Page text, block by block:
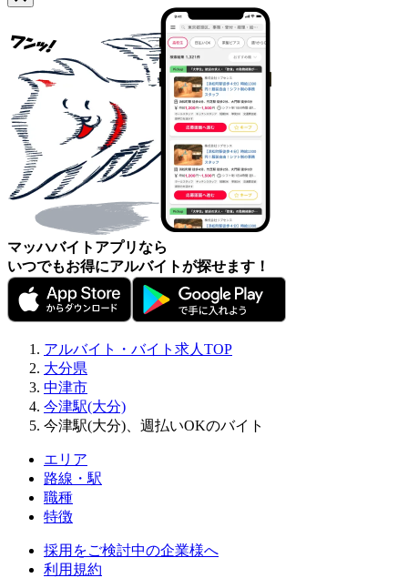
マッハバイトアプリなら
いつでもお得にアルバイトが探せます！
アルバイト・バイト求人TOP
大分県
中津市
今津駅(大分)
今津駅(大分)、週払いOKのバイト
エリア
路線・駅
職種
特徴
採用をご検討中の企業様へ
利用規約